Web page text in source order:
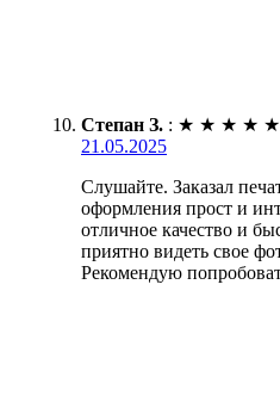
Степан З. : ★ ★ ★ ★ ★
21.05.2025
Слушайте. Заказал
оформления прост и
отличное качество и
приятно видеть свое
Рекомендую